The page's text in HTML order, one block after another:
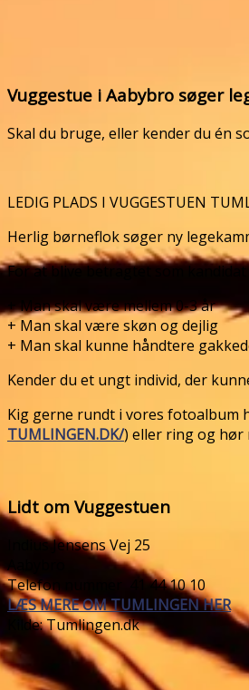
Vuggestue i Aabybro søger
Skal du bruge, eller kender du én
LEDIG PLADS I VUGGESTUEN
Herlig børneflok søger ny
For at blive betragtet som
+ Man skal være mellem 0-3 år
+ Man skal være skøn og dejlig
+ Man skal kunne håndtere
Kender du et ungt individ, der
Kig gerne rundt i vores fotoalbum
TUMLINGEN.DK/) eller ring og hør
Lidt om Vuggestuen
Indius Jensens Vej 25
Aabybro
Telefon nummer 41 44 10 10
LÆS MERE OM TUMLINGEN HER
Kilde: Tumlingen.dk